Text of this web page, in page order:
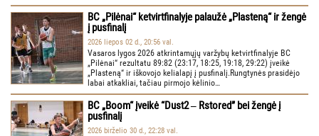
BC „Pilėnai“ ketvirtfinalyje palaužė „Plasteną“ ir žengė
į pusfinalį
2026 liepos 02 d., 20:56 val.
Vasaros lygos 2026 atkrintamųjų varžybų ketvirtfinalyje BC
„Pilėnai“ rezultatu 89:82 (23:17, 18:25, 19:18, 29:22) įveikė
„Plasteną“ ir iškovojo kelialapį į pusfinalį.Rungtynės prasidėjo
labai atkakliai, tačiau pirmojo kėlinio…
BC „Boom“ įveikė “Dust2 ‒ Rstored” bei žengė į
pusfinalį
2026 birželio 30 d., 22:28 val.